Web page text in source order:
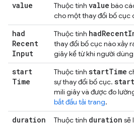
value Thuộc tính value báo
cho một thay đổi bố cục
had
Recent
Input
Thuộc tính hadRecent
thay đổi bố cục nào xảy
giây kể từ khi người
start
Time
Thuộc tính startTime
sự thay đổi bố cục. start
mili giây và được đo
bắt đầu tải trang.
duration Thuộc tính duration sẽ